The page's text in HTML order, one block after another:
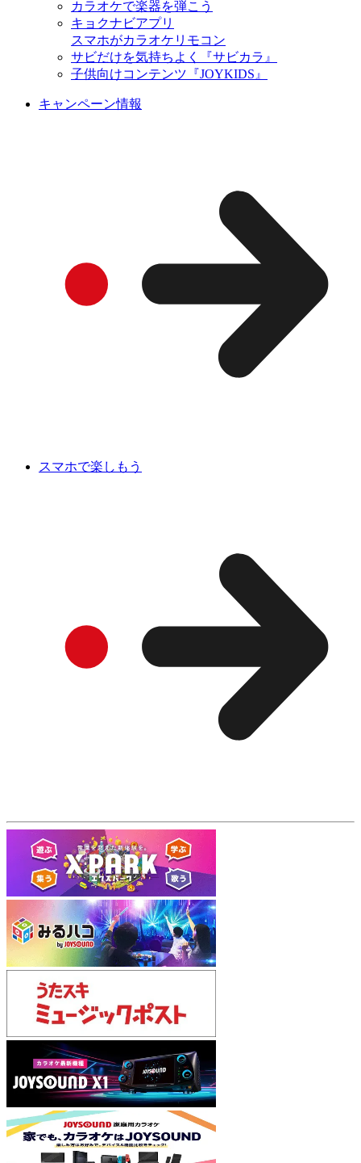
カラオケで楽器を弾こう
キョクナビアプリ
スマホがカラオケリモコン
サビだけを気持ちよく『サビカラ』
子供向けコンテンツ『JOYKIDS』
キャンペーン情報
スマホで楽しもう